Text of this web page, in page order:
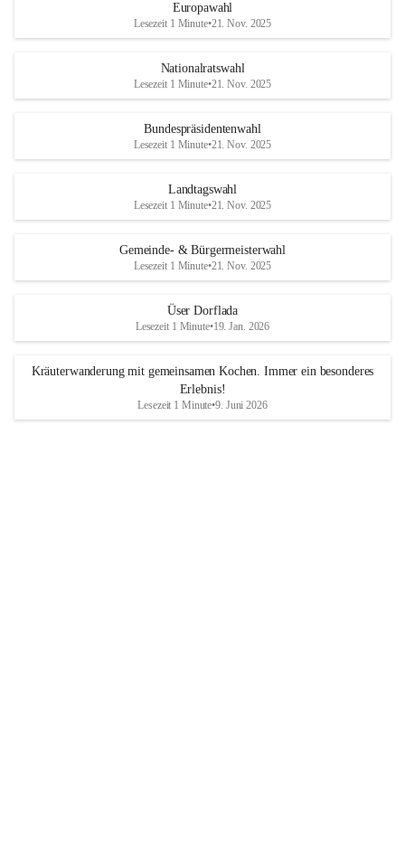
Europawahl
Lesezeit 1 Minute•21. Nov. 2025
Nationalratswahl
Lesezeit 1 Minute•21. Nov. 2025
Bundespräsidentenwahl
Lesezeit 1 Minute•21. Nov. 2025
Landtagswahl
Lesezeit 1 Minute•21. Nov. 2025
Gemeinde- & Bürgermeisterwahl
Lesezeit 1 Minute•21. Nov. 2025
Üser Dorflada
Lesezeit 1 Minute•19. Jan. 2026
Kräuterwanderung mit gemeinsamen Kochen. Immer ein besonderes
Erlebnis!
Lesezeit 1 Minute•9. Juni 2026